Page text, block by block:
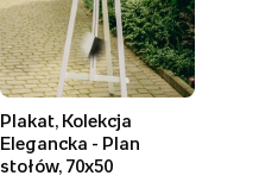
Plakat, Kolekcja
Elegancka - Plan
stołów, 70x50